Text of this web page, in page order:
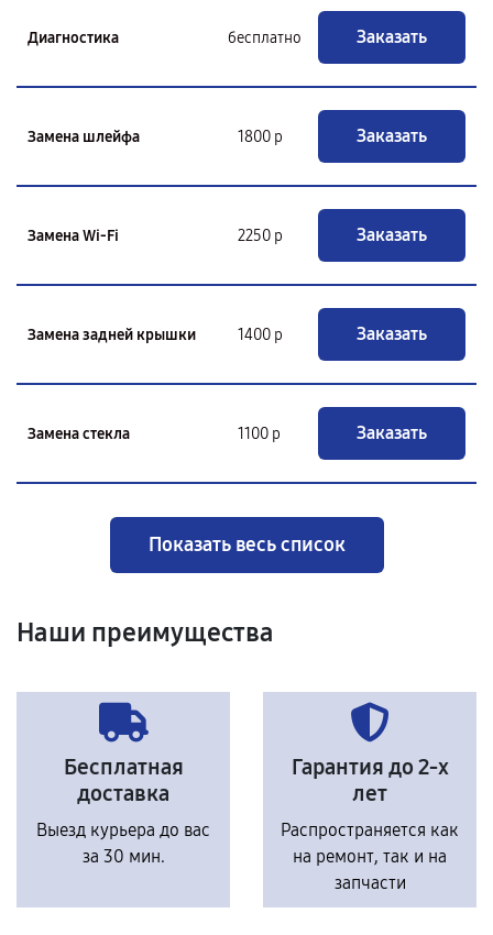
Диагностика бесплатно Заказать
Замена шлейфа 1800 р Заказать
Замена Wi-Fi 2250 р Заказать
Замена задней крышки 1400 р Заказать
Замена стекла 1100 р Заказать
Показать весь список
Наши преимущества
Бесплатная
доставка
Выезд курьера до вас
за 30 мин.
Гарантия до 2-х
лет
Распространяется как
на ремонт, так и на
запчасти